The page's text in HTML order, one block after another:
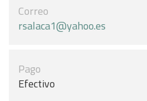
Correo
rsalaca1@yahoo.es
Pago
Efectivo